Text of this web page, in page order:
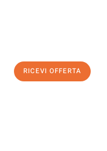
RICEVI OFFERTA